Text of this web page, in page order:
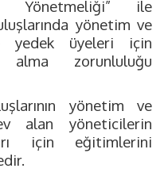
Yönetmeliği” ile
yönetim ve
yedek üyeleri için
zorunluluğu
yönetim ve
alan yöneticilerin
için eğitimlerini